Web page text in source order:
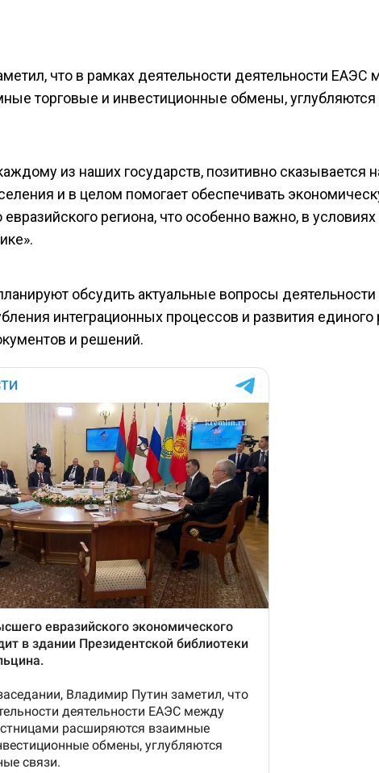
что в рамках деятельности деятельности ЕАЭС
торговые и инвестиционные обмены, углубляются
из наших государств, позитивно сказывается
и в целом помогает обеспечивать
евразийского региона, что особенно важно, в условиях
обсудить актуальные вопросы
интеграционных процессов и развития единого
и решений.